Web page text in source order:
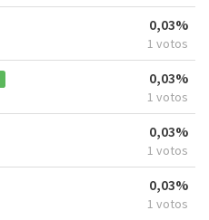
0,03%
1 votos
0,03%
1 votos
0,03%
1 votos
0,03%
1 votos